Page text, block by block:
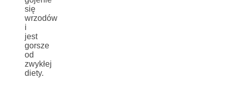
się
wrzodów
i
jest
gorsze
od
zwykłej
diety.